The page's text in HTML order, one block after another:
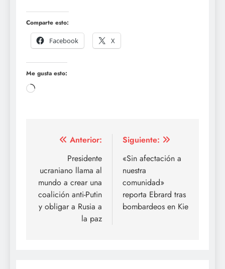
Comparte esto:
Facebook
X
Me gusta esto:
Cargando...
Navegación
entradas
Anterior:
Presidente
ucraniano llama al
mundo a crear una
coalición anti-Putin
y obligar a Rusia a
la paz
Siguiente:
«Sin afectación a
nuestra
comunidad»
reporta Ebrard tras
bombardeos en Kie